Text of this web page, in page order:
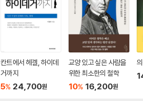
칸트에서 헤겔, 하이데
거까지
5% 24,700원
교양 있고 싶은 사람을
위한 최소한의 철학
10% 16,200원